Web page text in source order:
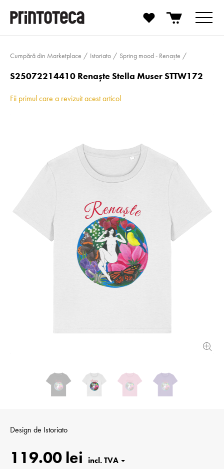
Cumpără din Marketplace Istoriato Spring mood - Renaște
S25072214410 Renaște Stella Muser STTW172
Fii primul care a revizuit acest articol
Design de Istoriato
119.00 lei